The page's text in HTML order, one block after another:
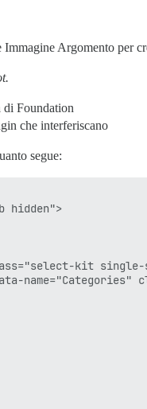
Immagine Argomento per
di Foundation
che interferiscano
segue:
hidden">
kit
name="Categories"